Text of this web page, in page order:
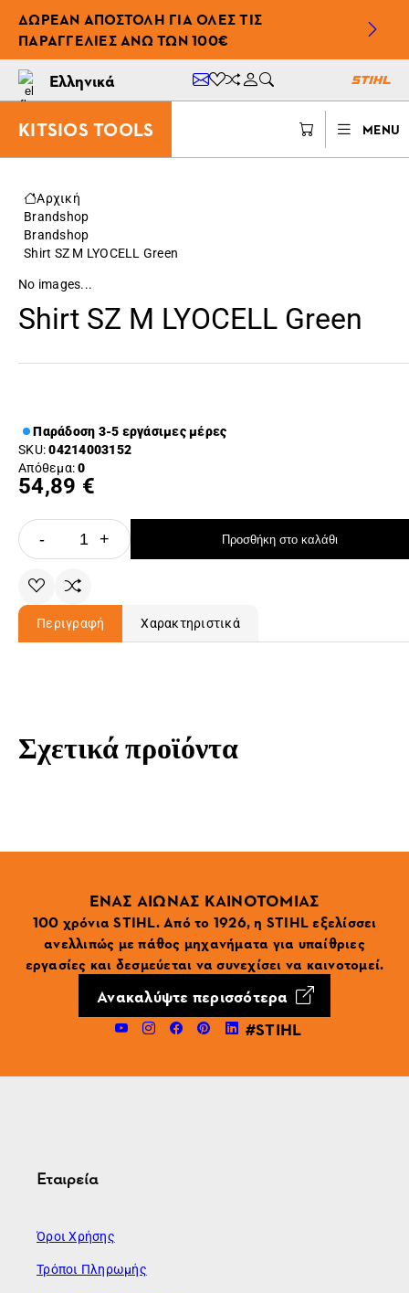
ΔΩΡΕΆΝ ΑΠΟΣΤΟΛΉ ΓΙΑ ΌΛΕΣ ΤΙΣ
ΠΑΡΑΓΓΕΛΊΕΣ ΆΝΩ ΤΩΝ 100€
Ελληνικά
KITSIOS TOOLS MENU
Αρχική
Brandshop
Brandshop
Shirt SZ M LYOCELL Green
No images...
Shirt SZ M LYOCELL Green
Παράδοση 3-5 εργάσιμες μέρες
SKU:04214003152
Απόθεμα:0
54,89 €
- + Προσθήκη στο καλάθι
Περιγραφή Χαρακτηριστικά
Σχετικά προϊόντα
ΕΝΑΣ ΑΙΩΝΑΣ ΚΑΙΝΟΤΟΜΙΑΣ
100 χρόνια STIHL. Από το 1926, η STIHL εξελίσσει
ανελλιπώς με πάθος μηχανήματα για υπαίθριες
εργασίες και δεσμεύεται να συνεχίσει να καινοτομεί.
Ανακαλύψτε περισσότερα
#STIHL
Εταιρεία
Όροι Χρήσης
Τρόποι Πληρωμής